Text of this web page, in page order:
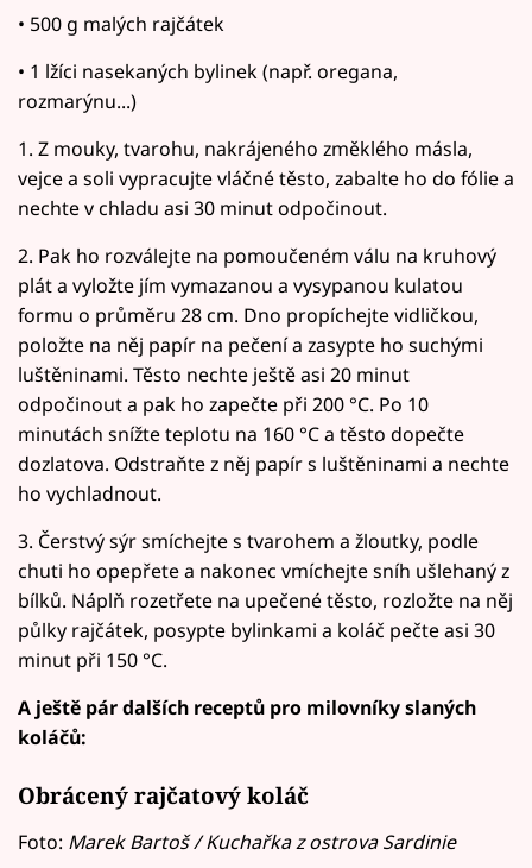
• 500 g malých rajčátek
• 1 lžíci nasekaných bylinek (např. oregana,
rozmarýnu...)
1. Z mouky, tvarohu, nakrájeného změklého másla,
vejce a soli vypracujte vláčné těsto, zabalte ho do fólie a
nechte v chladu asi 30 minut odpočinout.
2. Pak ho rozválejte na pomoučeném válu na kruhový
plát a vyložte jím vymazanou a vysypanou kulatou
formu o průměru 28 cm. Dno propíchejte vidličkou,
položte na něj papír na pečení a zasypte ho suchými
luštěninami. Těsto nechte ještě asi 20 minut
odpočinout a pak ho zapečte při 200 °C. Po 10
minutách snížte teplotu na 160 °C a těsto dopečte
dozlatova. Odstraňte z něj papír s luštěninami a nechte
ho vychladnout.
3. Čerstvý sýr smíchejte s tvarohem a žloutky, podle
chuti ho opepřete a nakonec vmíchejte sníh ušlehaný z
bílků. Náplň rozetřete na upečené těsto, rozložte na něj
půlky rajčátek, posypte bylinkami a koláč pečte asi 30
minut při 150 °C.
A ještě pár dalších receptů pro milovníky slaných
koláčů:
Obrácený rajčatový koláč
Foto: Marek Bartoš / Kuchařka z ostrova Sardinie